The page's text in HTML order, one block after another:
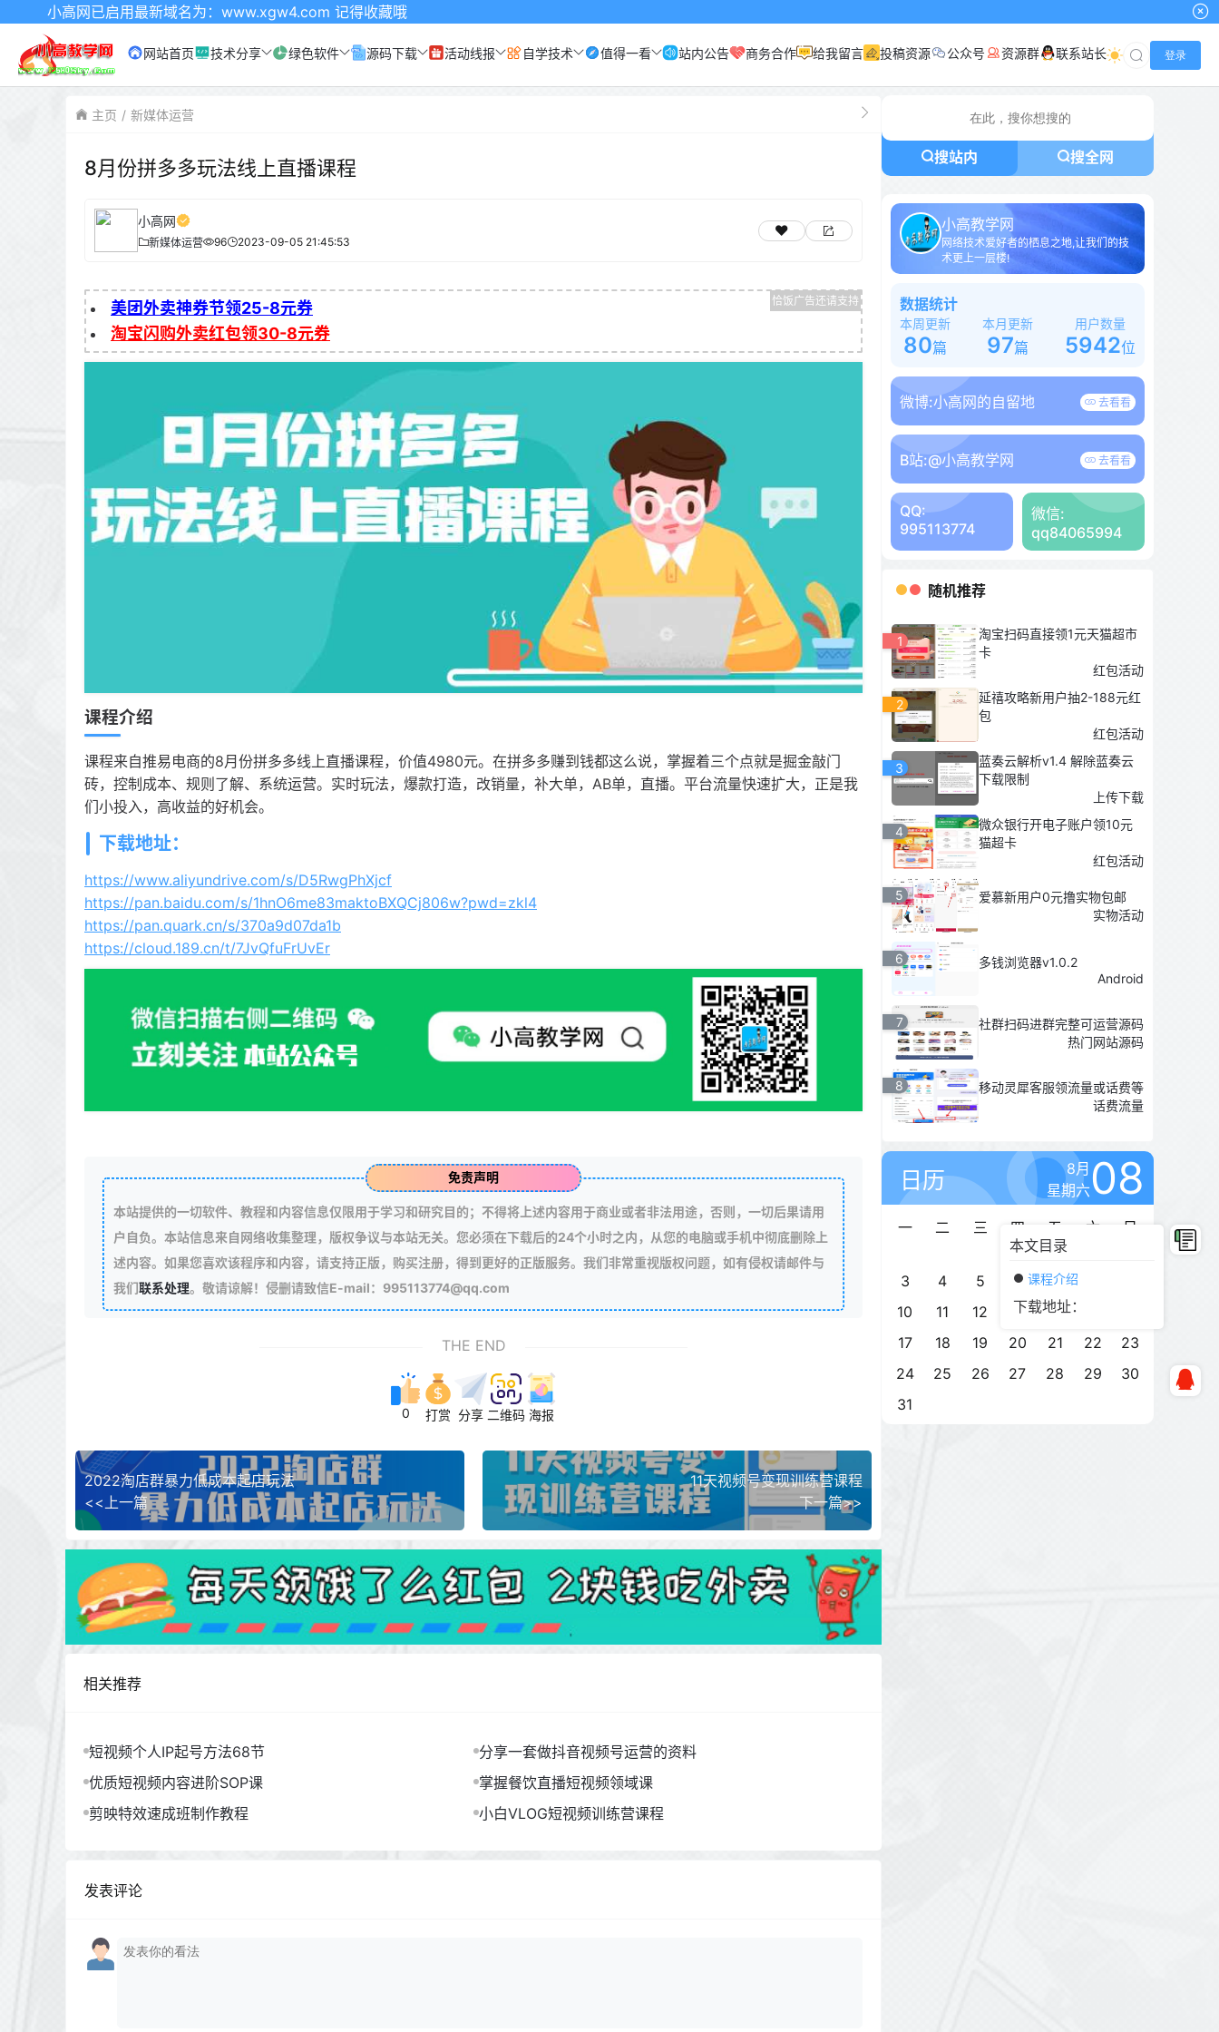
本文目录
课程介绍
下载地址：
启用最新域名为：www.xgw4.com 记得收藏哦
网站首页 技术分享 绿色软件 源码下载 活动线报 自学技术 值得一看 站内公告 商务合作 给我留言 投稿资源 公众号 资源群 联系站长 登录
主页 新媒体运营
8月份拼多多玩法线上直播课程
小高网
新媒体运营 96 2023-09-05 21:45:53
美团外卖神券节领25-8元券
淘宝闪购外卖红包领30-8元券
课程介绍
课程来自推易电商的8月份拼多多线上直播课程，价值4980元。在拼多多赚到钱都这么说，掌握着三个点就是掘金敲门
砖，控制成本、规则了解、系统运营。实时玩法，爆款打造，改销量，补大单，AB单，直播。平台流量快速扩大，正是我
们小投入，高收益的好机会。
下载地址：
https://www.aliyundrive.com/s/D5RwgPhXjcf
https://pan.baidu.com/s/1hnO6me83maktoBXQCj806w?pwd=zkl4
https://pan.quark.cn/s/370a9d07da1b
https://cloud.189.cn/t/7JvQfuFrUvEr
免责声明
本站提供的一切软件、教程和内容信息仅限用于学习和研究目的；不得将上述内容用于商业或者非法用途，否则，一切后果请用
户自负。本站信息来自网络收集整理，版权争议与本站无关。您必须在下载后的24个小时之内，从您的电脑或手机中彻底删除上
述内容。如果您喜欢该程序和内容，请支持正版，购买注册，得到更好的正版服务。我们非常重视版权问题，如有侵权请邮件与
我们联系处理。敬请谅解！侵删请致信E-mail：995113774@qq.com
THE END
0 打赏 分享 二维码 海报
2022淘店群暴力低成本起店玩法
<<上一篇
11天视频号变现训练营课程
下一篇>>
相关推荐
短视频个人IP起号方法68节
分享一套做抖音视频号运营的资料
优质短视频内容进阶SOP课
掌握餐饮直播短视频领域课
剪映特效速成班制作教程
小白VLOG短视频训练营课程
发表评论
搜站内 搜全网
小高教学网
网络技术爱好者的栖息之地,让我们的技
术更上一层楼!
数据统计
本周更新
80篇
本月更新
97篇
用户数量
5942位
微博:小高网的自留地 去看看
B站:@小高教学网 去看看
QQ:
995113774
微信:
qq84065994
随机推荐
1
淘宝扫码直接领1元天猫超市
卡
红包活动
2
延禧攻略新用户抽2-188元红
包
红包活动
3
蓝奏云解析v1.4 解除蓝奏云
下载限制
上传下载
4
微众银行开电子账户领10元
猫超卡
红包活动
5
爱慕新用户0元撸实物包邮
实物活动
6
多钱浏览器v1.0.2
Android
7
社群扫码进群完整可运营源码
热门网站源码
8
移动灵犀客服领流量或话费等
话费流量
日历
8月
星期六08
一 二 三 四 五 六
日
3
4 5 6 7
10
11 12 13 14
17
18 19 20 21 22
23
24
25 26 27 28 29
30
31